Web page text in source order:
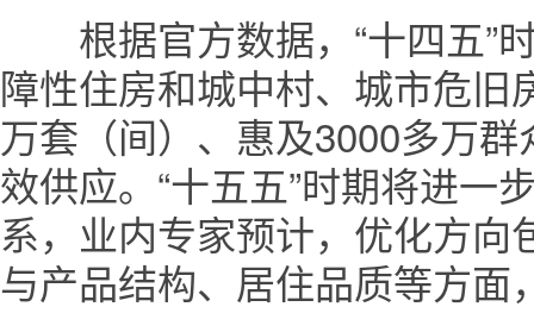
根据官方数据，“十四五”
障性住房和城中村、城市危旧
万套（间）、惠及3000多万
效供应。“十五五”时期将进一
系，业内专家预计，优化方
与产品结构、居住品质等方面